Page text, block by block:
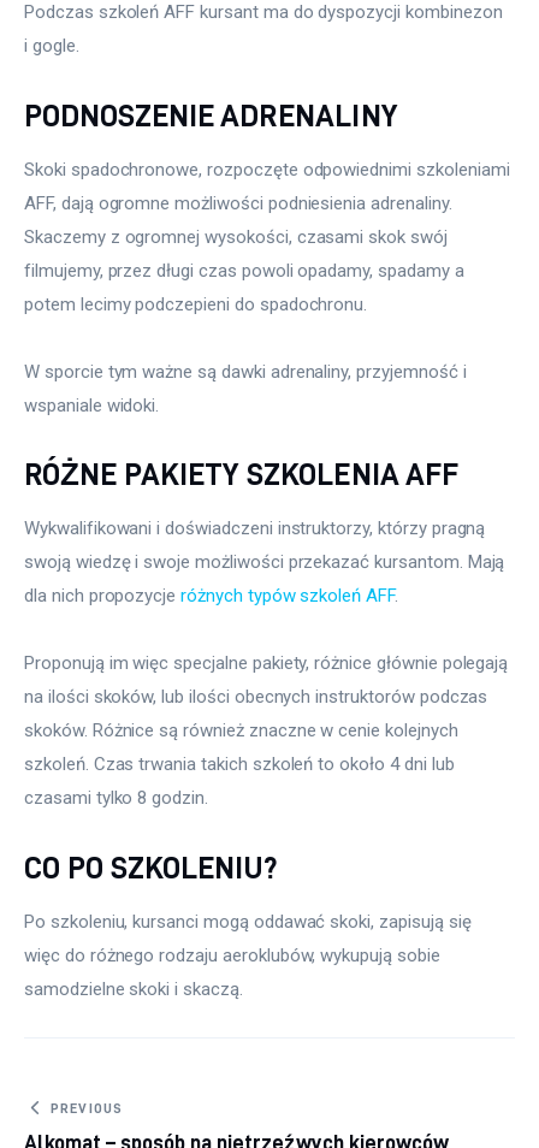
Podczas szkoleń AFF kursant ma do dyspozycji kombinezon
i gogle.
PODNOSZENIE ADRENALINY
Skoki spadochronowe, rozpoczęte odpowiednimi szkoleniami
AFF, dają ogromne możliwości podniesienia adrenaliny.
Skaczemy z ogromnej wysokości, czasami skok swój
filmujemy, przez długi czas powoli opadamy, spadamy a
potem lecimy podczepieni do spadochronu.
W sporcie tym ważne są dawki adrenaliny, przyjemność i
wspaniale widoki.
RÓŻNE PAKIETY SZKOLENIA AFF
Wykwalifikowani i doświadczeni instruktorzy, którzy pragną
swoją wiedzę i swoje możliwości przekazać kursantom. Mają
dla nich propozycje różnych typów szkoleń AFF.
Proponują im więc specjalne pakiety, różnice głównie polegają
na ilości skoków, lub ilości obecnych instruktorów podczas
skoków. Różnice są również znaczne w cenie kolejnych
szkoleń. Czas trwania takich szkoleń to około 4 dni lub
czasami tylko 8 godzin.
CO PO SZKOLENIU?
Po szkoleniu, kursanci mogą oddawać skoki, zapisują się
więc do różnego rodzaju aeroklubów, wykupują sobie
samodzielne skoki i skaczą.
Nawigacja wpisu
PREVIOUS
Alkomat – sposób na nietrzeźwych kierowców